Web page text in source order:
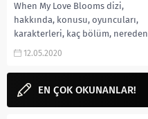
When My Love Blooms dizi,
hakkında, konusu, oyuncuları,
karakterleri, kaç bölüm, nereden
izlenir, kaç sezon (화양연화 – 삶이
12.05.2020
EN ÇOK OKUNANLAR!